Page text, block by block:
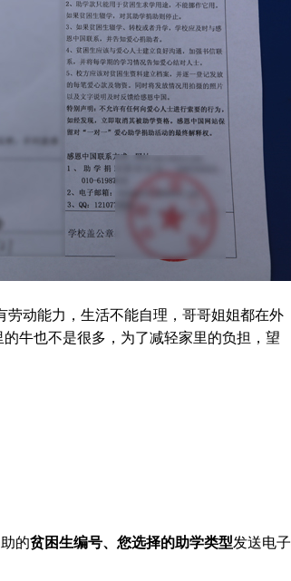
动能力，生活不能自理，哥哥姐姐都在外
牛也不是很多，为了减轻家里的负担，望
的贫困生编号、您选择的助学类型发送电子